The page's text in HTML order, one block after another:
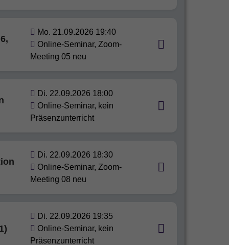
Mo. 21.09.2026 19:40
Online-Seminar, Zoom-
Meeting 05 neu
Di. 22.09.2026 18:00
Online-Seminar, kein
Präsenzunterricht
Di. 22.09.2026 18:30
Online-Seminar, Zoom-
Meeting 08 neu
Di. 22.09.2026 19:35
Online-Seminar, kein
Präsenzunterricht